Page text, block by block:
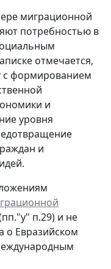
миграционной
потребностью в
отмечается,
с формированием
и
уровня
и
п.29) и не
о Евразийском